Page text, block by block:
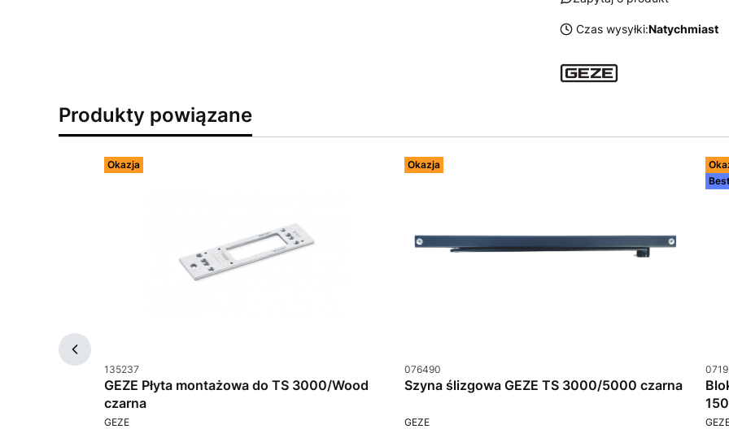
Czas wysyłki:Natychmiast
Produkty powiązane
Okazja
Kod produktu
135237
GEZE Płyta montażowa do TS 3000/Wood
czarna
PRODUCENT
GEZE
Okazja
Kod produktu
076490
Szyna ślizgowa GEZE TS 3000/5000 czarna
PRODUCENT
GEZE
Kod